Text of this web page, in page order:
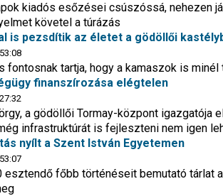
kiadós esőzései csúszóssá, nehezen
követel a túrázás
is pezsdítik az életet a gödöllői
fontosnak tartja, hogy a kamaszok is
finanszírozása elégtelen
a gödöllői Tormay-központ
infrastruktúrát is fejleszteni nem igen
nyílt a Szent István Egyetemen
esztendő főbb történéseit bemutató tárlat